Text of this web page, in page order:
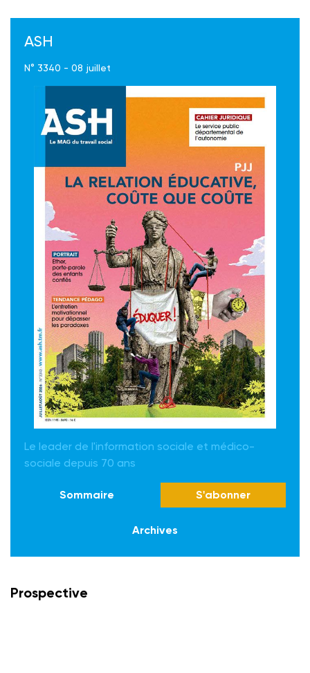
ASH
N° 3340 - 08 juillet
Le leader de l'information sociale et médico-
sociale depuis 70 ans
Sommaire S'abonner
Archives
Prospective